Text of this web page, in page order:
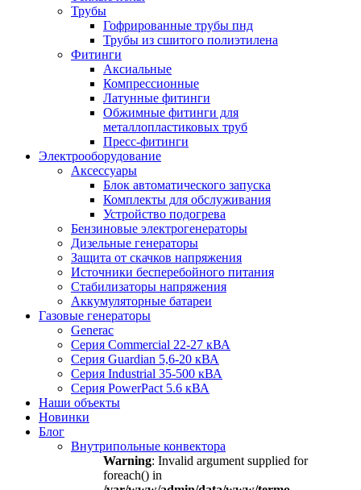
Трубы
Гофрированные трубы пнд
Трубы из сшитого полиэтилена
Фитинги
Аксиальные
Компрессионные
Латунные фитинги
Обжимные фитинги для
металлопластиковых труб
Пресс-фитинги
Электрооборудование
Аксессуары
Блок автоматического запуска
Комплекты для обслуживания
Устройство подогрева
Бензиновые электрогенераторы
Дизельные генераторы
Защита от скачков напряжения
Источники бесперебойного питания
Стабилизаторы напряжения
Аккумуляторные батареи
Газовые генераторы
Generac
Серия Commercial 22-27 кВА
Серия Guardian 5,6-20 кВА
Серия Industrial 35-500 кВА
Серия PowerPact 5.6 кВА
Наши объекты
Новинки
Блог
Внутрипольные конвектора
Warning: Invalid argument supplied for
foreach() in